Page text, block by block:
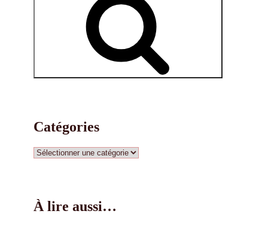
Catégories
Catégories
À lire aussi…